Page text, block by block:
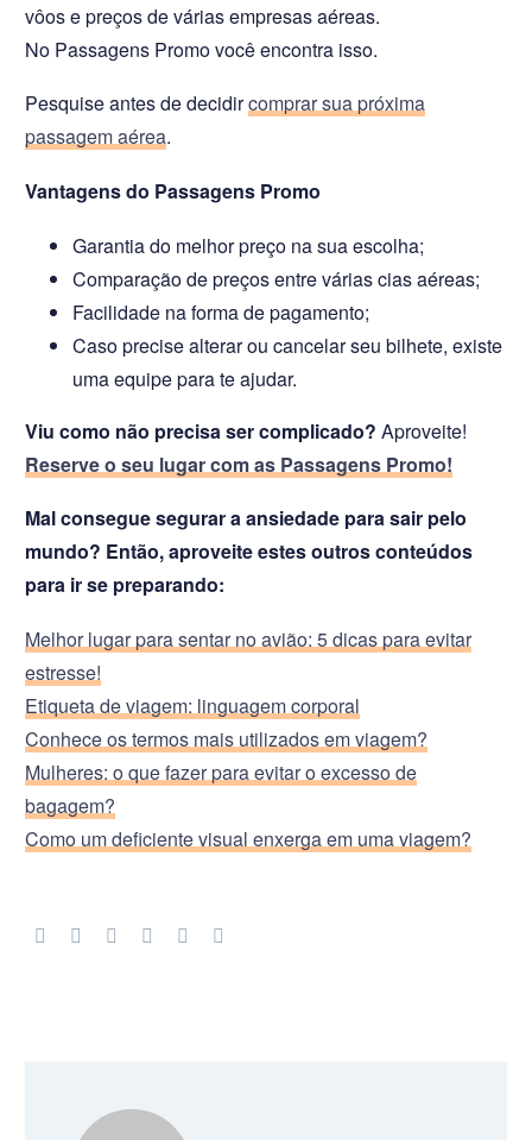
vôos e preços de várias empresas aéreas.
No Passagens Promo você encontra isso.
Pesquise antes de decidircomprar sua próxima
passagem aérea.
Vantagens do Passagens Promo
Garantia do melhor preço na sua escolha;
Comparação de preços entre várias cias aéreas;
Facilidade na forma de pagamento;
Caso precise alterar ou cancelar seu bilhete, existe
uma equipe para te ajudar.
Viu como não precisa ser complicado? Aproveite!
Reserve o seu lugar com as Passagens Promo!
Mal consegue segurar a ansiedade para sair pelo
mundo? Então, aproveite estes outros conteúdos
para ir se preparando:
Melhor lugar para sentar no avião: 5 dicas para evitar
estresse!
Etiqueta de viagem: linguagem corporal
Conhece os termos mais utilizados em viagem?
Mulheres: o que fazer para evitar o excesso de
bagagem?
Como um deficiente visual enxerga em uma viagem?